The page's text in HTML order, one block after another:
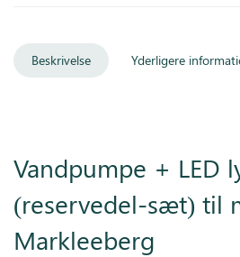
Beskrivelse Yderligere
Vandpumpe + LED
(reservedel-sæt) til
Markleeberg